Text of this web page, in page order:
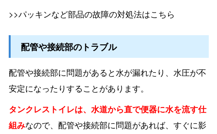
>>パッキンなど部品の故障の対処法はこちら
配管や接続部のトラブル
配管や接続部に問題があると水が漏れたり、水圧が不
安定になったりすることがあります。
タンクレストイレは、水道から直で便器に水を流す仕
組みなので、配管や接続部に問題があれば、すぐに影